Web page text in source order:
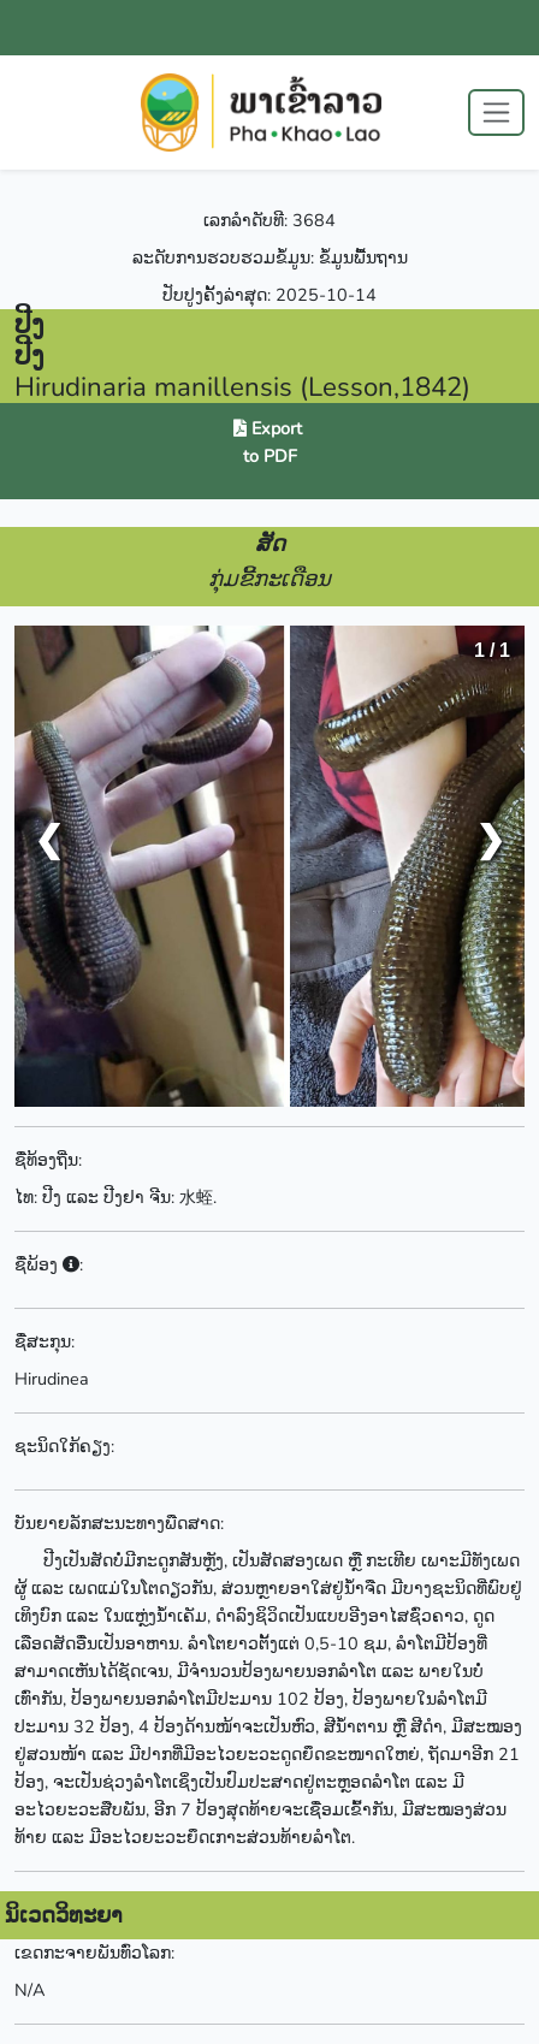
ເລກລຳດັບທີ: 3684
ລະດັບການຮວບຮວມຂໍ້ມູນ: ຂໍ້ມູນພື້ນຖານ
ປັບປູງຄັ້ງລ່າສຸດ: 2025-10-14
ປີງ
ປີງ
Hirudinaria manillensis (Lesson,1842)
Export
to PDF
ສັດ
ກຸ່ມຂີ້ກະເດືອນ
1 / 1
❮ ❯
ຊື່ທ້ອງຖີ່ນ:
ໄທ: ປີງ ແລະ ປີງຢາ ຈີນ: 水蛭.
ຊື່ພ້ອງ :
ຊື່ສະກຸນ:
Hirudinea
ຊະນິດໃກ້ຄຽງ:
ບັນຍາຍລັກສະນະທາງພືດສາດ:
ປີງເປັນສັດບໍ່ມີກະດູກສັນຫຼັງ, ເປັນສັດສອງເພດ ຫຼື ກະເທີຍ ເພາະມີທັງເພດ
ຜູ້ ແລະ ເພດແມ່ໃນໂຕດຽວກັນ, ສ່ວນຫຼາຍອາໃສ່ຢູ່ນ້ຳຈືດ ມີບາງຊະນິດທີ່ພົບຢູ່
ເທິງບົກ ແລະ ໃນແຫຼ່ງນ້ຳເຄັມ, ດຳລົງຊິວິດເປັນແບບອີງອາໄສຊົ່ວຄາວ, ດູດ
ເລືອດສັດອື່ນເປັນອາຫານ. ລຳໂຕຍາວຕັ້ງແຕ່ 0,5-10 ຊມ, ລຳໂຕມີປ້ອງທີ່
ສາມາດເຫັນໄດ້ຊັດເຈນ, ມີຈຳນວນປ້ອງພາຍນອກລຳໂຕ ແລະ ພາຍໃນບໍ່
ເທົ່າກັນ, ປ້ອງພາຍນອກລຳໂຕມີປະມານ 102 ປ້ອງ, ປ້ອງພາຍໃນລຳໂຕມີ
ປະມານ 32 ປ້ອງ, 4 ປ້ອງດ້ານໜ້າຈະເປັນຫົວ, ສີນ້ຳຕານ ຫຼື ສີດຳ, ມີສະໝອງ
ຢູ່ສວນໜ້າ ແລະ ມີປາກທີ່ມີອະໄວຍະວະດູດຍຶດຂະໜາດໃຫຍ່, ຖັດມາອີກ 21
ປ້ອງ, ຈະເປັນຊ່ວງລຳໂຕເຊິ່ງເປັນປົມປະສາດຢູ່ຕະຫຼອດລຳໂຕ ແລະ ມີ
ອະໄວຍະວະສືບພັນ, ອີກ 7 ປ້ອງສຸດທ້າຍຈະເຊື່ອມເຂົ້າກັນ, ມີສະໝອງສ່ວນ
ທ້າຍ ແລະ ມີອະໄວຍະວະຍຶດເກາະສ່ວນທ້າຍລຳໂຕ.
ນິເວດວິທະຍາ
ເຂດກະຈາຍພັນທົ່ວໂລກ:
N/A